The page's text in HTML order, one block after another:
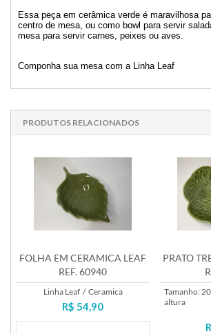
Essa peça em cerâmica verde é maravilhosa
centro de mesa, ou como bowl para servir
mesa para servir carnes, peixes ou aves.
Componha sua mesa com a Linha Leaf
PRODUTOS RELACIONADOS
FOLHA EM CERAMICA LEAF
REF. 60940
Linha Leaf / Ceramica
R$ 54,90
PRATO
Tamanho:
altura